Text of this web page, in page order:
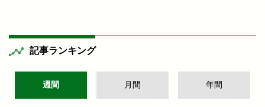
記事ランキング
週間 月間 年間